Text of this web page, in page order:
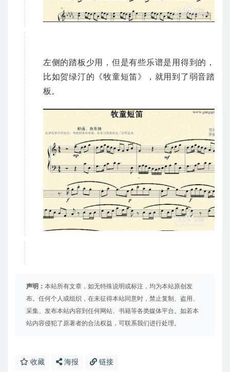
左侧的踏板少用，但是有些乐谱是用得到的，
比如贺绿汀的《牧童短笛》，就用到了弱音踏
板。
声明： 本站所有文章，如无特殊说明或标注，均为本站原创发
布。任何个人或组织，在未征得本站同意时，禁止复制、盗用、
采集、发布本站内容到任何网站、书籍等各类媒体平台。如若本
站内容侵犯了原著者的合法权益，可联系我们进行处理。
收藏 海报 链接